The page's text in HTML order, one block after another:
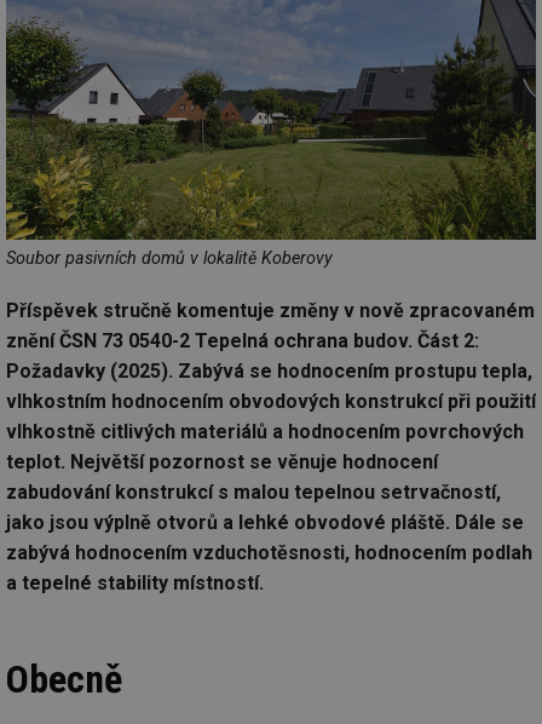
Soubor pasivních domů v lokalitě Koberovy
Příspěvek stručně komentuje změny v nově zpracovaném
znění ČSN 73 0540-2 Tepelná ochrana budov. Část 2:
Požadavky (2025). Zabývá se hodnocením prostupu tepla,
vlhkostním hodnocením obvodových konstrukcí při použití
vlhkostně citlivých materiálů a hodnocením povrchových
teplot. Největší pozornost se věnuje hodnocení
zabudování konstrukcí s malou tepelnou setrvačností,
jako jsou výplně otvorů a lehké obvodové pláště. Dále se
zabývá hodnocením vzduchotěsnosti, hodnocením podlah
a tepelné stability místností.
Obecně